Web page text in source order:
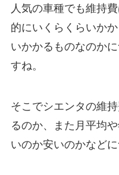
人気の車種でも維持
的にいくらくらいか
いかかるものなのか
すね。
そこでシエンタの維
るのか、また月平均
いのか安いのかなど